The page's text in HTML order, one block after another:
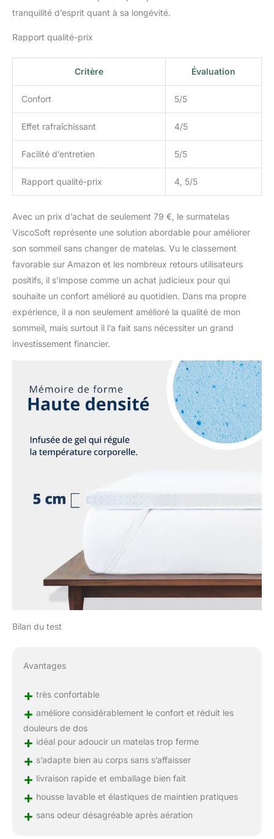
machine pour un lit sain
tranquilité d’esprit quant à sa longévité.
Rapport qualité-prix
Critère Évaluation
Confort 5/5
Effet rafraîchissant 4/5
Facilité d’entretien 5/5
Rapport qualité-prix 4, 5/5
Avec un prix d’achat de seulement 79 €, le surmatelas
ViscoSoft représente une solution abordable pour améliorer
son sommeil sans changer de matelas. Vu le classement
favorable sur Amazon et les nombreux retours utilisateurs
positifs, il s’impose comme un achat judicieux pour qui
souhaite un confort amélioré au quotidien. Dans ma propre
expérience, il a non seulement amélioré la qualité de mon
sommeil, mais surtout il l’a fait sans nécessiter un grand
investissement financier.
Bilan du test
Avantages
+ très confortable
+ améliore considérablement le confort et réduit les
douleurs de dos
+ idéal pour adoucir un matelas trop ferme
+ s’adapte bien au corps sans s’affaisser
+ livraison rapide et emballage bien fait
+ housse lavable et élastiques de maintien pratiques
+ sans odeur désagréable après aération